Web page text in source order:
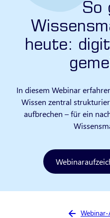
So
heute:
In diesem Webinar
Wissen zentral
aufbrechen – für ein
Sie sind hier: